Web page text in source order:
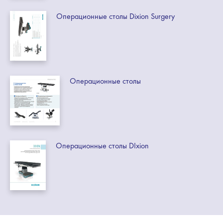
Операционные столы Dixion Surgery
Операционные столы
Операционные столы DIxion